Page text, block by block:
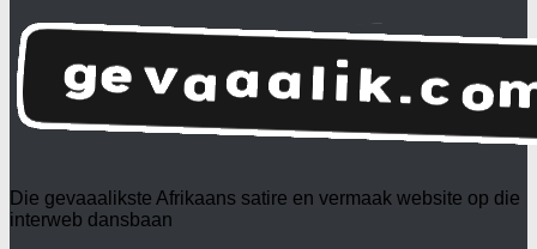
Die gevaaalikste Afrikaans satire en vermaak website op die
interweb dansbaan